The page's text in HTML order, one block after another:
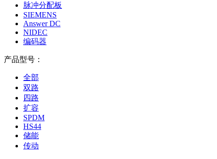
脉冲分配板
SIEMENS
Answer DC
NIDEC
编码器
产品型号：
全部
双路
四路
扩容
SPDM
HS44
储能
传动